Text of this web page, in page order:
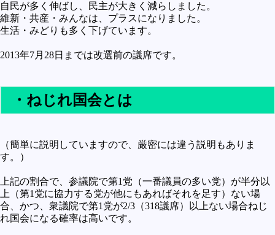
自民が多く伸ばし、民主が大きく減らしました。
維新・共産・みんなは、プラスになりました。
生活・みどりも多く下げています。
2013年7月28日までは改選前の議席です。
・ねじれ国会とは
（簡単に説明していますので、厳密には違う説明もありま
す。）
上記の割合で、参議院で第1党（一番議員の多い党）が半分以
上（第1党に協力する党が他にもあればそれを足す）ない場
合、かつ、衆議院で第1党が2/3（318議席）以上ない場合ねじ
れ国会になる確率は高いです。